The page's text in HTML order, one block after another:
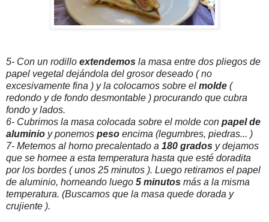
5- Con un rodillo extendemos la masa entre dos pliegos de
papel vegetal dejándola del grosor deseado ( no
excesivamente fina ) y la colocamos sobre el molde (
redondo y de fondo desmontable ) procurando que cubra
fondo y lados.
6- Cubrimos la masa colocada sobre el molde con papel de
aluminio y ponemos peso encima (legumbres, piedras... )
7- Metemos al horno precalentado a 180 grados y dejamos
que se hornee a esta temperatura hasta que esté doradita
por los bordes ( unos 25 minutos ). Luego retiramos el papel
de aluminio, horneando luego 5 minutos más a la misma
temperatura. (Buscamos que la masa quede dorada y
crujiente ).